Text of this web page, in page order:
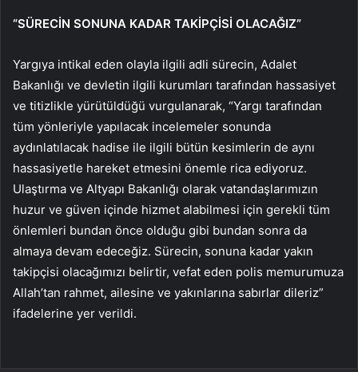
“SÜRECİN SONUNA KADAR TAKİPÇİSİ OLACAĞIZ”
Yargıya intikal eden olayla ilgili adli sürecin, Adalet
Bakanlığı ve devletin ilgili kurumları tarafından hassasiyet
ve titizlikle yürütüldüğü vurgulanarak, “Yargı tarafından
tüm yönleriyle yapılacak incelemeler sonunda
aydınlatılacak hadise ile ilgili bütün kesimlerin de aynı
hassasiyetle hareket etmesini önemle rica ediyoruz.
Ulaştırma ve Altyapı Bakanlığı olarak vatandaşlarımızın
huzur ve güven içinde hizmet alabilmesi için gerekli tüm
önlemleri bundan önce olduğu gibi bundan sonra da
almaya devam edeceğiz. Sürecin, sonuna kadar yakın
takipçisi olacağımızı belirtir, vefat eden polis memurumuza
Allah’tan rahmet, ailesine ve yakınlarına sabırlar dileriz”
ifadelerine yer verildi.